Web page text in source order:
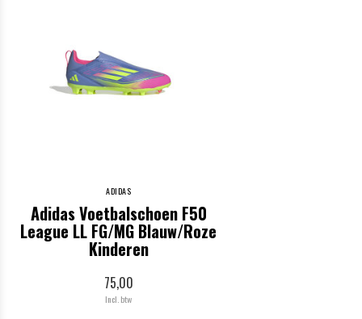
ADIDAS
Adidas Voetbalschoen F50
League LL FG/MG Blauw/Roze
Kinderen
75,00
Incl. btw